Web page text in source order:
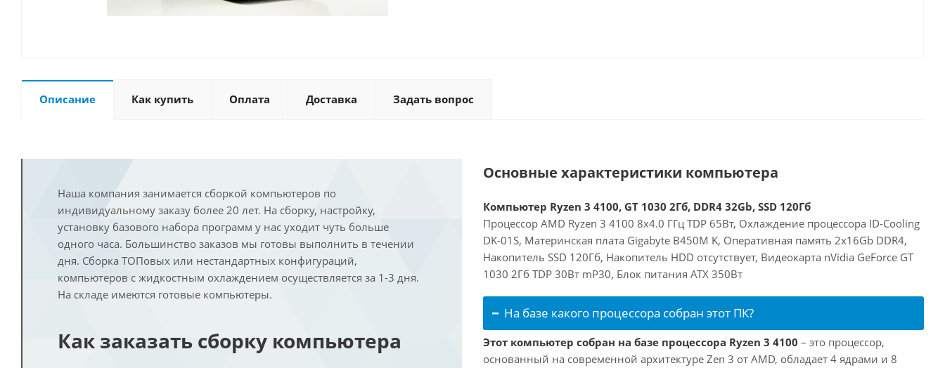
Описание Как купить Оплата Доставка Задать вопрос
Наша компания занимается сборкой компьютеров по
индивидуальному заказу более 20 лет. На сборку, настройку,
установку базового набора программ у нас уходит чуть больше
одного часа. Большинство заказов мы готовы выполнить в течении
дня. Сборка ТОПовых или нестандартных конфигураций,
компьютеров с жидкостным охлаждением осуществляется за 1-3 дня.
На складе имеются готовые компьютеры.
Как заказать сборку компьютера
Основные характеристики компьютера
Компьютер Ryzen 3 4100, GT 1030 2Гб, DDR4 32Gb, SSD 120Гб
Процессор AMD Ryzen 3 4100 8x4.0 ГГц TDP 65Вт, Охлаждение процессора ID-Cooling
DK-01S, Материнская плата Gigabyte B450M K, Оперативная память 2x16Gb DDR4,
Накопитель SSD 120Гб, Накопитель HDD отсутствует, Видеокарта nVidia GeForce GT
1030 2Гб TDP 30Вт mP30, Блок питания ATX 350Вт
На базе какого процессора собран этот ПК?
Этот компьютер собран на базе процессора Ryzen 3 4100 – это процессор,
основанный на современной архитектуре Zen 3 от AMD, обладает 4 ядрами и 8